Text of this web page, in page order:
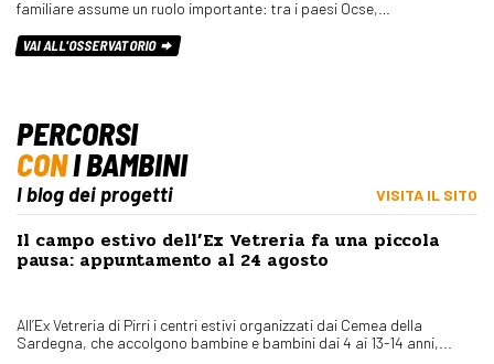
familiare assume un ruolo importante: tra i paesi Ocse,…
VAI ALL'OSSERVATORIO
PERCORSI
CONI BAMBINI
I blog dei progetti VISITA IL SITO
Il campo estivo dell’Ex Vetreria fa una piccola
pausa: appuntamento al 24 agosto
All’Ex Vetreria di Pirri i centri estivi organizzati dai Cemea della
Sardegna, che accolgono bambine e bambini dai 4 ai 13-14 anni,...